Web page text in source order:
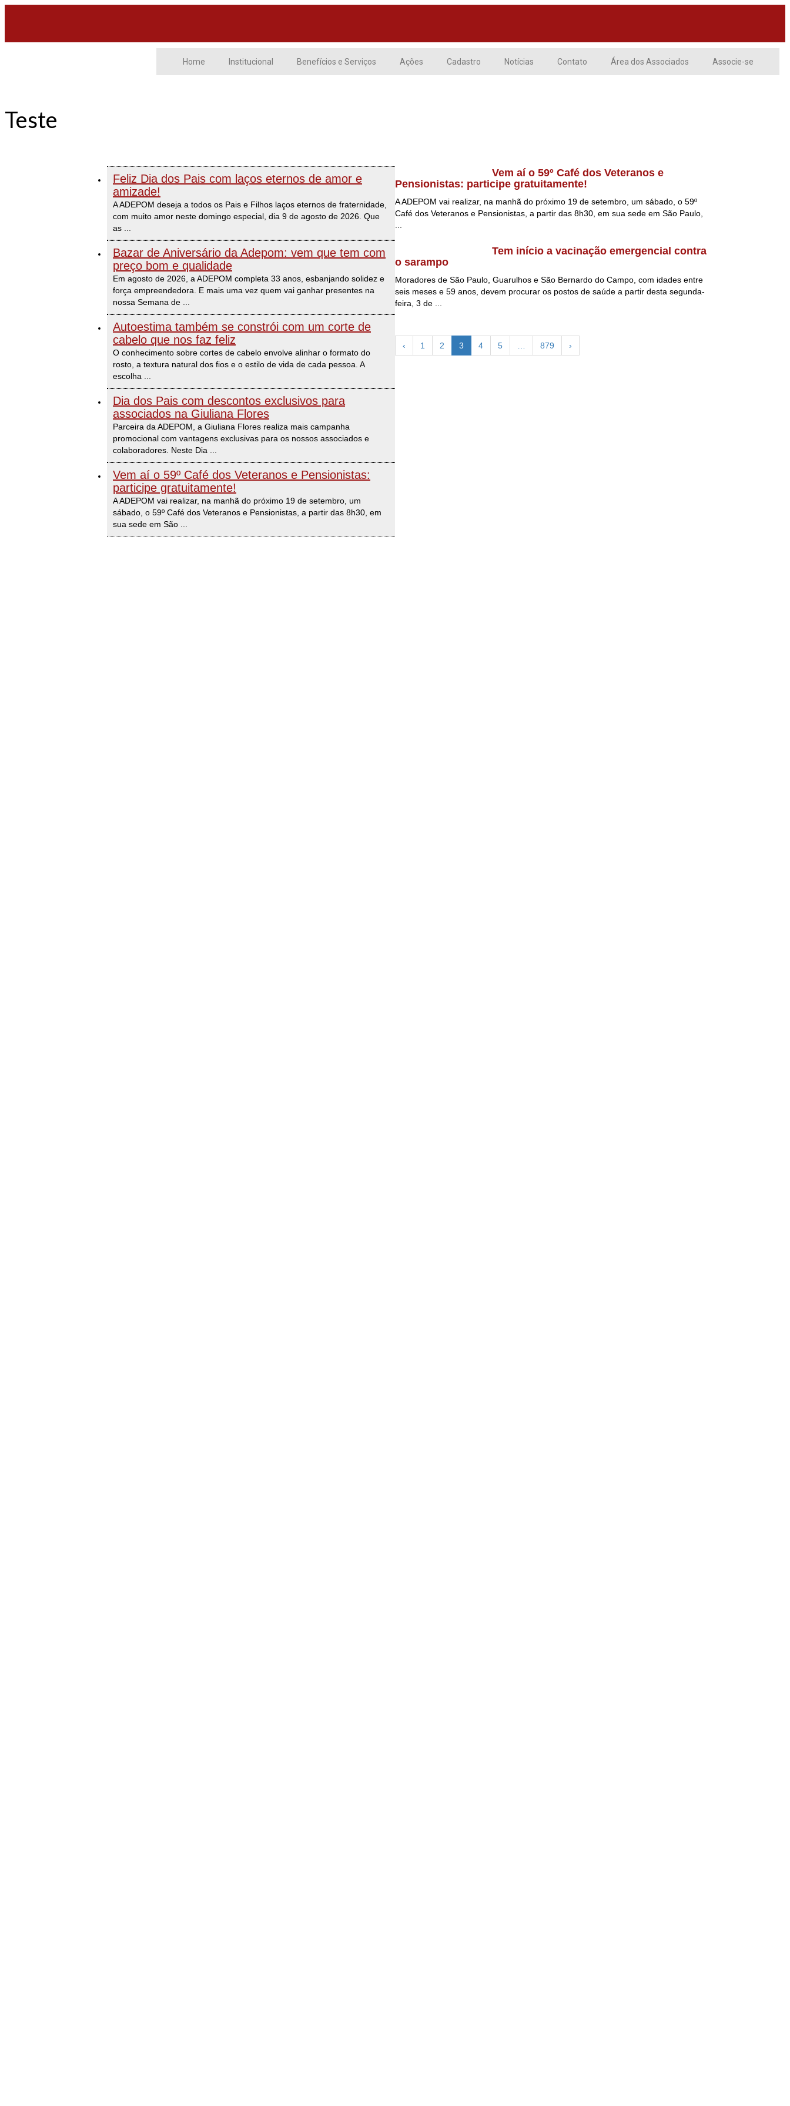
Home Institucional Benefícios e Serviços Ações Cadastro Notícias Contato Área dos Associados Associe-se
Teste
Feliz Dia dos Pais com laços eternos de amor e
amizade!
A ADEPOM deseja a todos os Pais e Filhos laços eternos de fraternidade,
com muito amor neste domingo especial, dia 9 de agosto de 2026. Que
as
Bazar de Aniversário da Adepom: vem que tem com
preço bom e qualidade
Em agosto de 2026, a ADEPOM completa 33 anos, esbanjando solidez e
força empreendedora. E mais uma vez quem vai ganhar presentes na
nossa Semana de
Autoestima também se constrói com um corte de
cabelo que nos faz feliz
O conhecimento sobre cortes de cabelo envolve alinhar o formato do
rosto, a textura natural dos fios e o estilo de vida de cada pessoa. A
escolha
Dia dos Pais com descontos exclusivos para
associados na Giuliana Flores
Parceira da ADEPOM, a Giuliana Flores realiza mais campanha
promocional com vantagens exclusivas para os nossos associados e
colaboradores. Neste Dia
Vem aí o 59º Café dos Veteranos e Pensionistas:
participe gratuitamente!
A ADEPOM vai realizar, na manhã do próximo 19 de setembro, um
sábado, o 59º Café dos Veteranos e Pensionistas, a partir das 8h30, em
sua sede em São
Vem aí o 59º Café dos Veteranos e
Pensionistas: participe gratuitamente!
A ADEPOM vai realizar, na manhã do próximo 19 de setembro, um sábado, o 59º
Café dos Veteranos e Pensionistas, a partir das 8h30, em sua sede em São Paulo,
Tem início a vacinação emergencial contra
o sarampo
Moradores de São Paulo, Guarulhos e São Bernardo do Campo, com idades entre
seis meses e 59 anos, devem procurar os postos de saúde a partir desta segunda-
feira, 3 de ...
‹ 1 2 3 4 5 879 ›